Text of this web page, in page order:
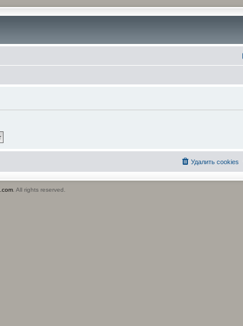
Удалить cookies
. All rights reserved.